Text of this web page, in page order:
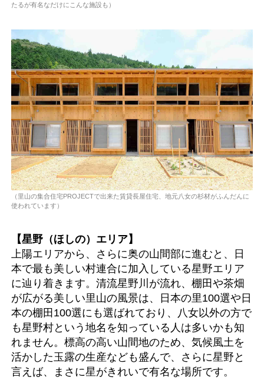
たるが有名なだけにこんな施設も）
（里山の集合住宅PROJECTで出来た賃貸長屋住宅、地元八女の杉材がふんだんに
使われています）
【星野（ほしの）エリア】
上陽エリアから、さらに奥の山間部に進むと、日
本で最も美しい村連合に加入している星野エリア
に辿り着きます。清流星野川が流れ、棚田や茶畑
が広がる美しい里山の風景は、日本の里100選や日
本の棚田100選にも選ばれており、八女以外の方で
も星野村という地名を知っている人は多いかも知
れません。標高の高い山間地のため、気候風土を
活かした玉露の生産なども盛んで、さらに星野と
言えば、まさに星がきれいで有名な場所です。